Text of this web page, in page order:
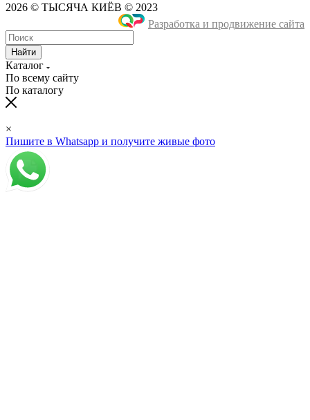
2026 © ТЫСЯЧА КИЁВ © 2023
Разработка и продвижение сайта
Найти
Каталог
По всему сайту
По каталогу
×
Пишите в Whatsapp и получите живые фото